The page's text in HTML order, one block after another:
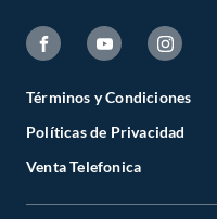
Términos y Condiciones
Políticas de Privacidad
Venta Telefonica